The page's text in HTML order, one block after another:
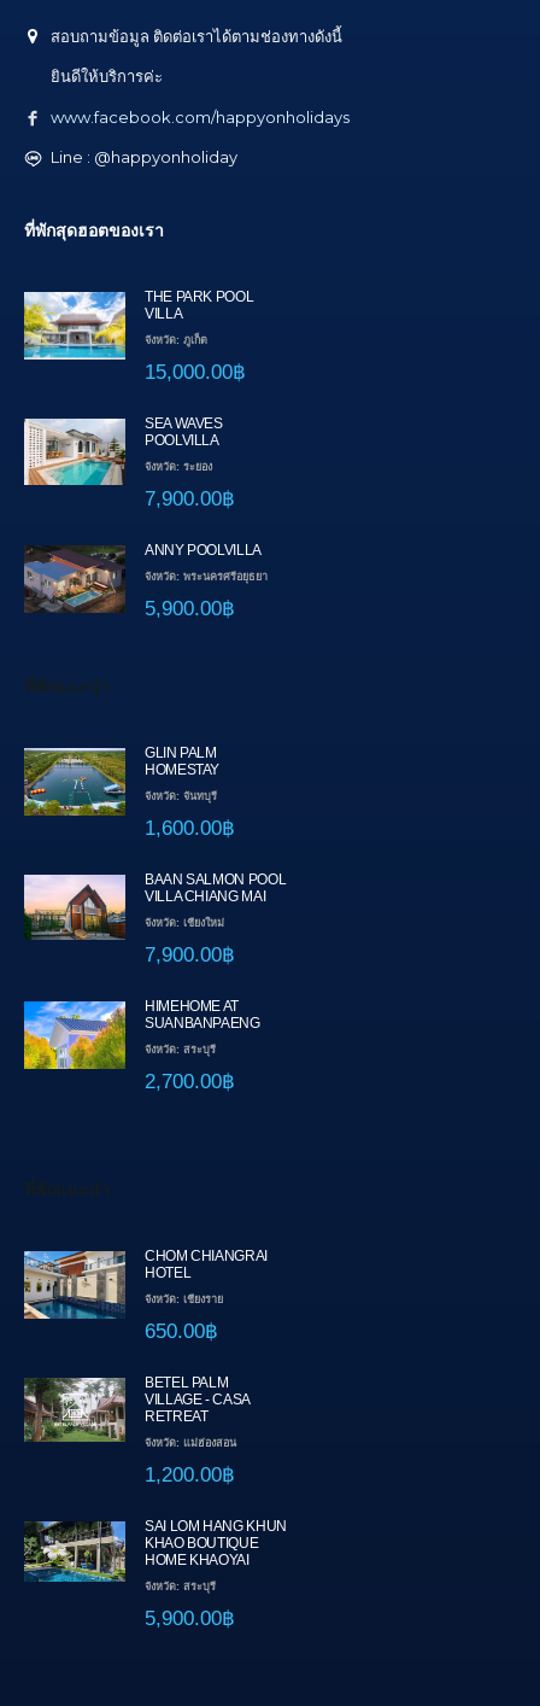
สอบถามข้อมูล ติดต่อเราได้ตามช่องทางดังนี้
ยินดีให้บริการค่ะ
www.facebook.com/happyonholidays
Line : @happyonholiday
ที่พักสุดฮอตของเรา
THE PARK POOL
VILLA
จังหวัด: ภูเก็ต
15,000.00฿
SEA WAVES
POOLVILLA
จังหวัด: ระยอง
7,900.00฿
ANNY POOLVILLA
จังหวัด: พระนครศรีอยุธยา
5,900.00฿
ที่พักแนะนำ
GLIN PALM
HOMESTAY
จังหวัด: จันทบุรี
1,600.00฿
BAAN SALMON POOL
VILLA CHIANG MAI
จังหวัด: เชียงใหม่
7,900.00฿
HIMEHOME AT
SUANBANPAENG
จังหวัด: สระบุรี
2,700.00฿
ที่พักแนะนำ
CHOM CHIANGRAI
HOTEL
จังหวัด: เชียงราย
650.00฿
BETEL PALM
VILLAGE - CASA
RETREAT
จังหวัด: แม่ฮ่องสอน
1,200.00฿
SAI LOM HANG KHUN
KHAO BOUTIQUE
HOME KHAOYAI
จังหวัด: สระบุรี
5,900.00฿